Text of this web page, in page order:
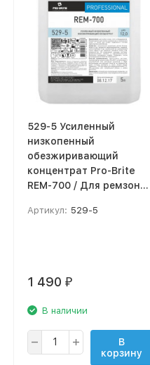
529-5 Усиленный
низкопенный
обезжиривающий
концентрат Pro-Brite
REM-700 / Для ремзон и
Артикул: 529-5
1 490 ₽
В наличии
В
корзину